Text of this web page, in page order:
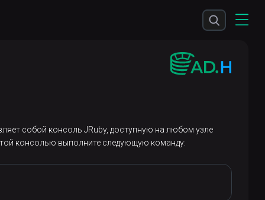
собой консоль JRuby, доступную на любом узле
консолью выполните следующую команду: